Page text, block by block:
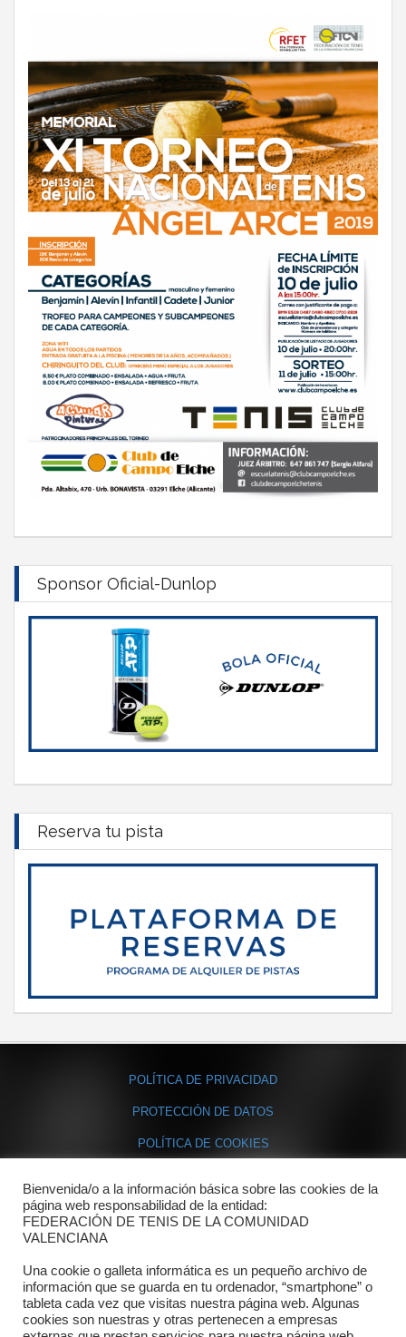
Sponsor Oficial-Dunlop
Reserva tu pista
POLÍTICA DE PRIVACIDAD
PROTECCIÓN DE DATOS
POLÍTICA DE COOKIES
Contacto
Dónde estamos
Directorio departamentos
Horario
Bienvenida/o a la información básica sobre las cookies de la
página web responsabilidad de la entidad:
FEDERACIÓN DE TENIS DE LA COMUNIDAD
VALENCIANA
Una cookie o galleta informática es un pequeño archivo de
información que se guarda en tu ordenador, “smartphone” o
tableta cada vez que visitas nuestra página web. Algunas
cookies son nuestras y otras pertenecen a empresas